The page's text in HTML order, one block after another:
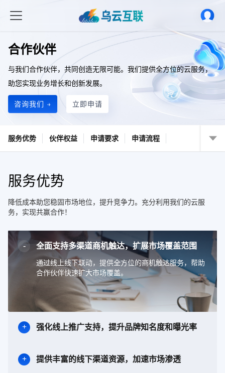
合作伙伴
与我们合作伙伴，共同创造无限可能。我们提供全方位的云服务，
助您实现业务增长和创新发展。
咨询我们 → 立即申请
服务优势 伙伴权益 申请要求 申请流程
服务优势
降低成本助您稳固市场地位，提升竞争力。充分利用我们的云服
务，实现共赢合作！
全面支持多渠道商机触达，扩展市场覆盖范围
通过线上线下联动，提供全方位的商机触达服务，帮助
合作伙伴快速扩大市场覆盖。
强化线上推广支持，提升品牌知名度和曝光率
提供丰富的线下渠道资源，加速市场渗透